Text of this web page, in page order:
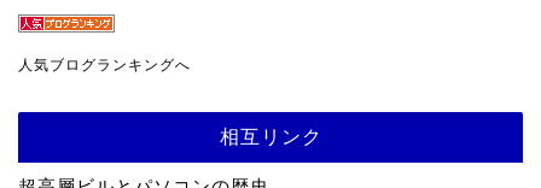
人気ブログランキングへ
相互リンク